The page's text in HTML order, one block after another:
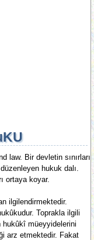
law. Bir devletin sınırları
hukuk dalı.
ortaya koyar.
ilgilendirmektedir.
Toprakla ilgili
hukûkî müeyyidelerini
arz etmektedir. Fakat